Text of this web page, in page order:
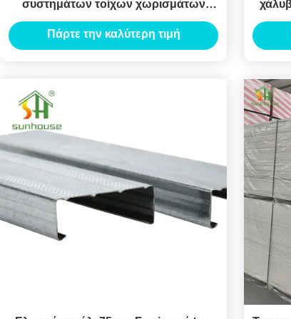
συστημάτων τοίχων χωρισμάτων
χάλυβα μήκος
Πάρτε την καλύτερη τιμή